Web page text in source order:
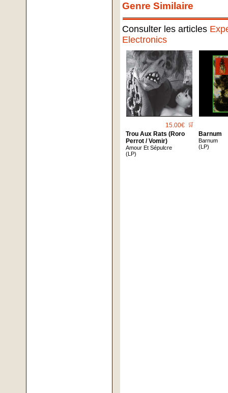
Genre Similaire
Consulter les articles
Electronics
15.00€ 🛒
Trou Aux Rats (Roro
Perrot / Vomir)
Amour Et Sépulcre
(LP)
Barnum
Barnum
(LP)